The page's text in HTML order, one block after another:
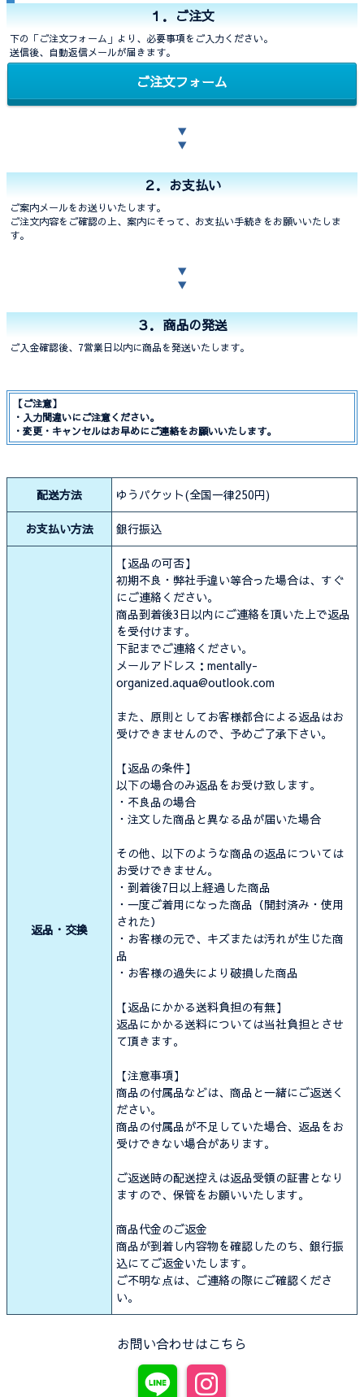
１．ご注文
下の「ご注文フォーム」より、必要事項をご入力ください。
送信後、自動返信メールが届きます。
ご注文フォーム
▼
▼
２．お支払い
ご案内メールをお送りいたします。
ご注文内容をご確認の上、案内にそって、お支払い手続きをお願いいたしま
す。
▼
▼
３．商品の発送
ご入金確認後、7営業日以内に商品を発送いたします。
【ご注意】
・入力間違いにご注意ください。
・変更・キャンセルはお早めにご連絡をお願いいたします。
配送方法 ゆうパケット(全国一律250円)
お支払い方法 銀行振込
返品・交換
【返品の可否】
初期不良・弊社手違い等合った場合は、すぐ
にご連絡ください。
商品到着後3日以内にご連絡を頂いた上で返品
を受付けます。
下記までご連絡ください。
メールアドレス：mentally-
organized.aqua@outlook.com
また、原則としてお客様都合による返品はお
受けできませんので、予めご了承下さい。
【返品の条件】
以下の場合のみ返品をお受け致します。
・不良品の場合
・注文した商品と異なる品が届いた場合
その他、以下のような商品の返品については
お受けできません。
・到着後7日以上経過した商品
・一度ご着用になった商品（開封済み・使用
された）
・お客様の元で、キズまたは汚れが生じた商
品
・お客様の過失により破損した商品
【返品にかかる送料負担の有無】
返品にかかる送料については当社負担とさせ
て頂きます。
【注意事項】
商品の付属品などは、商品と一緒にご返送く
ださい。
商品の付属品が不足していた場合、返品をお
受けできない場合があります。
ご返送時の配送控えは返品受領の証書となり
ますので、保管をお願いいたします。
商品代金のご返金
商品が到着し内容物を確認したのち、銀行振
込にてご返金いたします。
ご不明な点は、ご連絡の際にご確認くださ
い。
お問い合わせはこちら